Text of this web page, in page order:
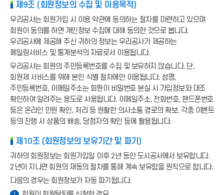
제9조 (회원정보의 수집 및 이용목적)
우리공사는 회원가입 시 이용 약관에 동의하는 절차를 마련하고 있으며
회원이 동의를 하면 개인정보 수집에 대해 동의한 것으로 봅니다.
우리공사에 제공해 주신 귀하의 정보는 우리공사가 제공하는
메일링서비스 및 통계분석의 자료로서 이용됩니다.
우리공사는 회원의 주민등록번호를 수집 및 보유하지 않습니다. 단,
회원제 서비스를 위해 본인 식별 절차에만 이용됩니다. 성명,
주민등록번호, 이메일주소는 회원이 비밀번호 분실 시 가입정보와 대조
확인하여 알려주는 용도로 사용됩니다. 이메일주소, 전화번호, 핸드폰번호
등은 온라인 민원 확인, 처리 등 원활한 의사소통 경로의 확보, 각종 이벤트
등의 진행 시 상품의 배송, 당첨자의 확인 등에 활용됩니다.
제10조 (회원정보의 보유기간 및 파기)
귀하의 회원정보는 회원가입일 이후 2년 동안 도시공사에서 보유합니다.
2년이 지나면 회원의 재동의 절차를 통해 계속 보유함을 원칙으로 합니다.
다음의 경우는 회원정보가 자동 파기됩니다.